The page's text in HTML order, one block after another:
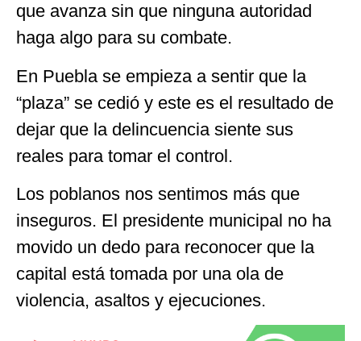
que avanza sin que ninguna autoridad
haga algo para su combate.
En Puebla se empieza a sentir que la
“plaza” se cedió y este es el resultado de
dejar que la delincuencia siente sus
reales para tomar el control.
Los poblanos nos sentimos más que
inseguros. El presidente municipal no ha
movido un dedo para reconocer que la
capital está tomada por una ola de
violencia, asaltos y ejecuciones.